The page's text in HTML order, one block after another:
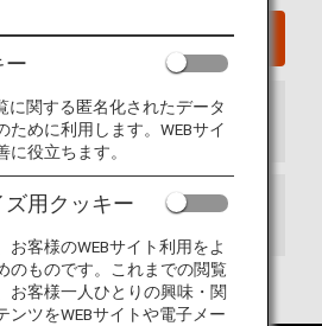
際空港ウェブサイト
ー
に関する匿名化されたデータ
ために利用します。WEBサイ
に役立ちます。
用クッキー
お客様のWEBサイト利用をよ
のものです。これまでの閲覧
お客様一人ひとりの興味・関
ンツをWEBサイトや電子メー